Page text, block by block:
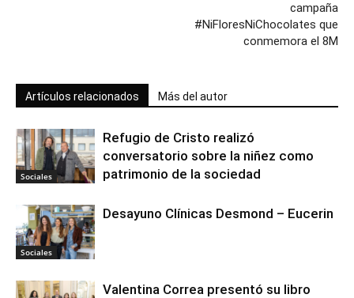
campaña
#NiFloresNiChocolates que
conmemora el 8M
Artículos relacionados Más del autor
Sociales
Refugio de Cristo realizó
conversatorio sobre la niñez como
patrimonio de la sociedad
Sociales
Desayuno Clínicas Desmond – Eucerin
Valentina Correa presentó su libro